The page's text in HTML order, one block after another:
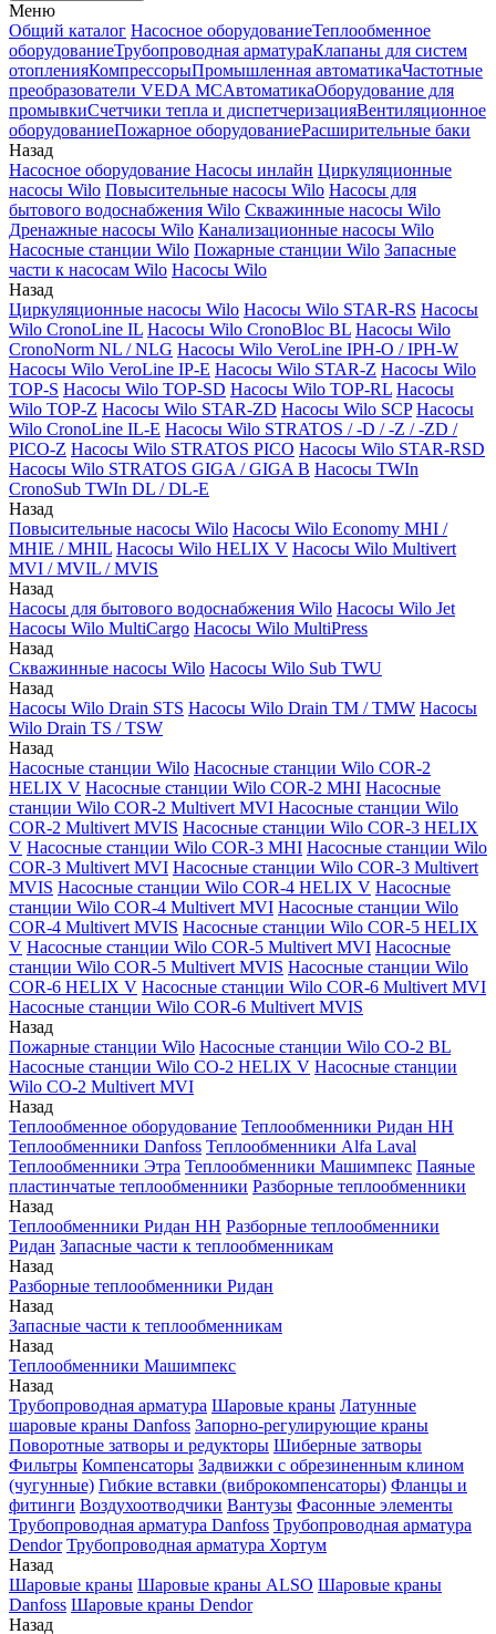
Меню
Общий каталог Насосное оборудованиеТеплообменное
оборудованиеТрубопроводная арматураКлапаны для систем
отопленияКомпрессорыПромышленная автоматикаЧастотные
преобразователи VEDA MCАвтоматикаОборудование для
промывкиСчетчики тепла и диспетчеризацияВентиляционное
оборудованиеПожарное оборудованиеРасширительные баки
Назад
Насосное оборудование Насосы инлайн Циркуляционные
насосы Wilo Повысительные насосы Wilo Насосы для
бытового водоснабжения Wilo Скважинные насосы Wilo
Дренажные насосы Wilo Канализационные насосы Wilo
Насосные станции Wilo Пожарные станции Wilo Запасные
части к насосам Wilo Насосы Wilo
Назад
Циркуляционные насосы Wilo Насосы Wilo STAR-RS Насосы
Wilo CronoLine IL Насосы Wilo CronoBloc BL Насосы Wilo
CronoNorm NL / NLG Насосы Wilo VeroLine IPH-O / IPH-W
Насосы Wilo VeroLine IP-E Насосы Wilo STAR-Z Насосы Wilo
TOP-S Насосы Wilo TOP-SD Насосы Wilo TOP-RL Насосы
Wilo TOP-Z Насосы Wilo STAR-ZD Насосы Wilo SCP Насосы
Wilo CronoLine IL-E Насосы Wilo STRATOS / -D / -Z / -ZD /
PICO-Z Насосы Wilo STRATOS PICO Насосы Wilo STAR-RSD
Насосы Wilo STRATOS GIGA / GIGA B Насосы TWIn
CronoSub TWIn DL / DL-E
Назад
Повысительные насосы Wilo Насосы Wilo Economy MHI /
MHIE / MHIL Насосы Wilo HELIX V Насосы Wilo Multivert
MVI / MVIL / MVIS
Назад
Насосы для бытового водоснабжения Wilo Насосы Wilo Jet
Насосы Wilo MultiCargo Насосы Wilo MultiPress
Назад
Скважинные насосы Wilo Насосы Wilo Sub TWU
Назад
Насосы Wilo Drain STS Насосы Wilo Drain TM / TMW Насосы
Wilo Drain TS / TSW
Назад
Насосные станции Wilo Насосные станции Wilo COR-2
HELIX V Насосные станции Wilo COR-2 MHI Насосные
станции Wilo COR-2 Multivert MVI Насосные станции Wilo
COR-2 Multivert MVIS Насосные станции Wilo COR-3 HELIX
V Насосные станции Wilo COR-3 MHI Насосные станции Wilo
COR-3 Multivert MVI Насосные станции Wilo COR-3 Multivert
MVIS Насосные станции Wilo COR-4 HELIX V Насосные
станции Wilo COR-4 Multivert MVI Насосные станции Wilo
COR-4 Multivert MVIS Насосные станции Wilo COR-5 HELIX
V Насосные станции Wilo COR-5 Multivert MVI Насосные
станции Wilo COR-5 Multivert MVIS Насосные станции Wilo
COR-6 HELIX V Насосные станции Wilo COR-6 Multivert MVI
Насосные станции Wilo COR-6 Multivert MVIS
Назад
Пожарные станции Wilo Насосные станции Wilo CO-2 BL
Насосные станции Wilo CO-2 HELIX V Насосные станции
Wilo CO-2 Multivert MVI
Назад
Теплообменное оборудование Теплообменники Ридан НН
Теплообменники Danfoss Теплообменники Alfa Laval
Теплообменники Этра Теплообменники Машимпекс Паяные
пластинчатые теплообменники Разборные теплообменники
Назад
Теплообменники Ридан НН Разборные теплообменники
Ридан Запасные части к теплообменникам
Назад
Разборные теплообменники Ридан
Назад
Запасные части к теплообменникам
Назад
Теплообменники Машимпекс
Назад
Трубопроводная арматура Шаровые краны Латунные
шаровые краны Danfoss Запорно-регулирующие краны
Поворотные затворы и редукторы Шиберные затворы
Фильтры Компенсаторы Задвижки с обрезиненным клином
(чугунные) Гибкие вставки (виброкомпенсаторы) Фланцы и
фитинги Воздухоотводчики Вантузы Фасонные элементы
Трубопроводная арматура Danfoss Трубопроводная арматура
Dendor Трубопроводная арматура Хортум
Назад
Шаровые краны Шаровые краны ALSO Шаровые краны
Danfoss Шаровые краны Dendor
Назад